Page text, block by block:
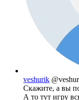
veshurik
Скажите, а вы
А то тут игру